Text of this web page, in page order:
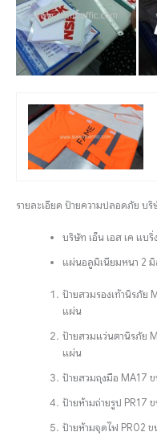
รายละเอียด ป้ายความปลอดภัย บ
บริษัท เอ็น เอส เค แบ
แผ่นอลูมิเนียมหนา 2
ป้ายสวมรองเท้านิรภัย
แผ่น
ป้ายสวมแว่นตานิรภัย
แผ่น
ป้ายสวมถุงมือ MA17
ป้ายห้ามถ่ายรูป PR17
ป้ายห้ามจุดไฟ PR02